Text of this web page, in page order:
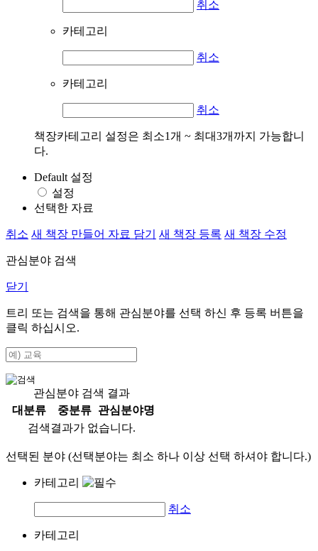
취소
카테고리
취소
카테고리
취소
책장카테고리 설정은 최소1개 ~ 최대3개까지 가능합니
다.
Default 설정
설정
선택한 자료
취소 새 책장 만들어 자료 담기 새 책장 등록 새 책장 수정
관심분야 검색
닫기
트리 또는 검색을 통해 관심분야를 선택 하신 후 등록 버튼을
클릭 하십시오.
관심분야 검색 결과
대분류
중분류
관심분야명
검색결과가 없습니다.
선택된 분야 (선택분야는 최소 하나 이상 선택 하셔야 합니다.)
카테고리
취소
카테고리